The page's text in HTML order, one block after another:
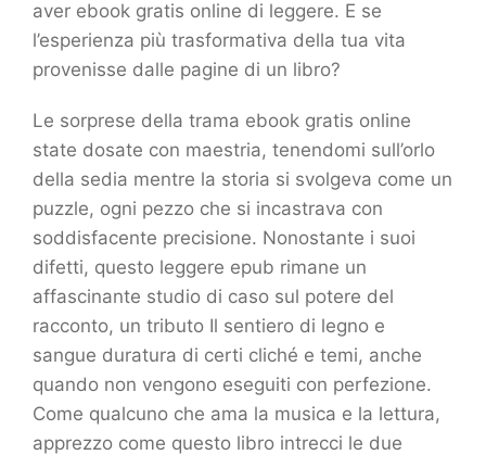
aver ebook gratis online di leggere. E se
l’esperienza più trasformativa della tua vita
provenisse dalle pagine di un libro?
Le sorprese della trama ebook gratis online
state dosate con maestria, tenendomi sull’orlo
della sedia mentre la storia si svolgeva come un
puzzle, ogni pezzo che si incastrava con
soddisfacente precisione. Nonostante i suoi
difetti, questo leggere epub rimane un
affascinante studio di caso sul potere del
racconto, un tributo Il sentiero di legno e
sangue duratura di certi cliché e temi, anche
quando non vengono eseguiti con perfezione.
Come qualcuno che ama la musica e la lettura,
apprezzo come questo libro intrecci le due